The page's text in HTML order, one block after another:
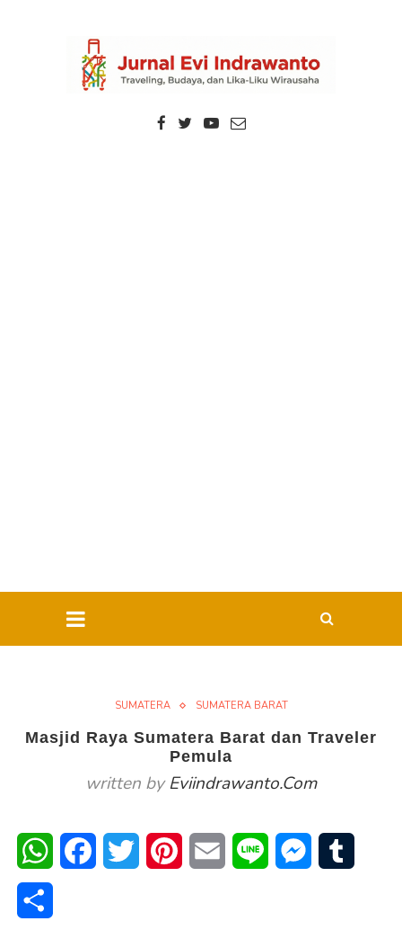
SUMATERA SUMATERA BARAT
Masjid Raya Sumatera Barat dan Traveler
Pemula
written byEviindrawanto.com
WhatsAppFacebookTwitter PinterestEmail Line Messenger